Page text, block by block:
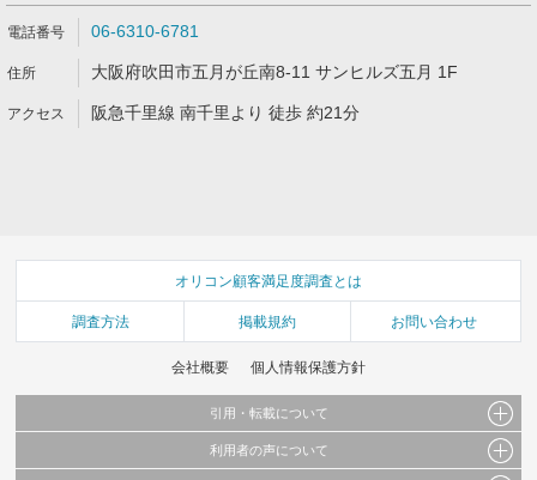
06-6310-6781
大阪府吹田市五月が丘南8-11 サンヒルズ五月 1F
阪急千里線 南千里より 徒歩 約21分
オリコン顧客満足度調査とは
調査方法 掲載規約 お問い合わせ
会社概要 個人情報保護方針
引用・転載について
当サイトで公開されている情報（文字、写真、イラスト、画像データ等）及びこれらの配
利用者の声について